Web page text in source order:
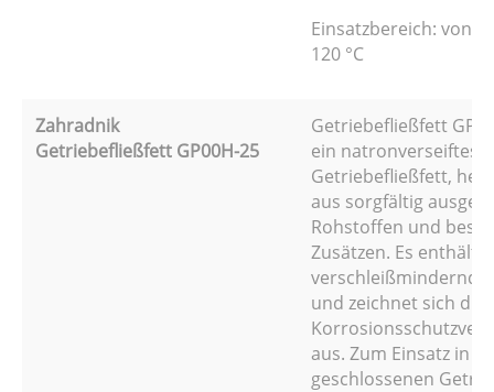
Einsatzbereich: von -
120 °C
Zahradnik
Getriebefließfett GP00H-25
Getriebefließfett
ein natronverseiftes
Getriebefließfett,
aus sorgfältig
Rohstoffen und
Zusätzen. Es enthält
verschleißmindernde
und zeichnet sich
aus. Zum Einsatz in
geschlossenen